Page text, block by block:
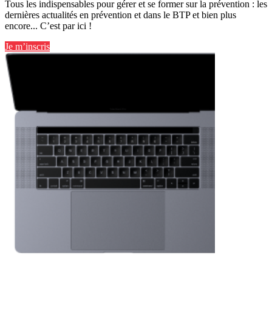
Tous les indispensables pour gérer et se former sur la prévention : les
dernières actualités en prévention et dans le BTP et bien plus
encore... C’est par ici !
Je m’inscris